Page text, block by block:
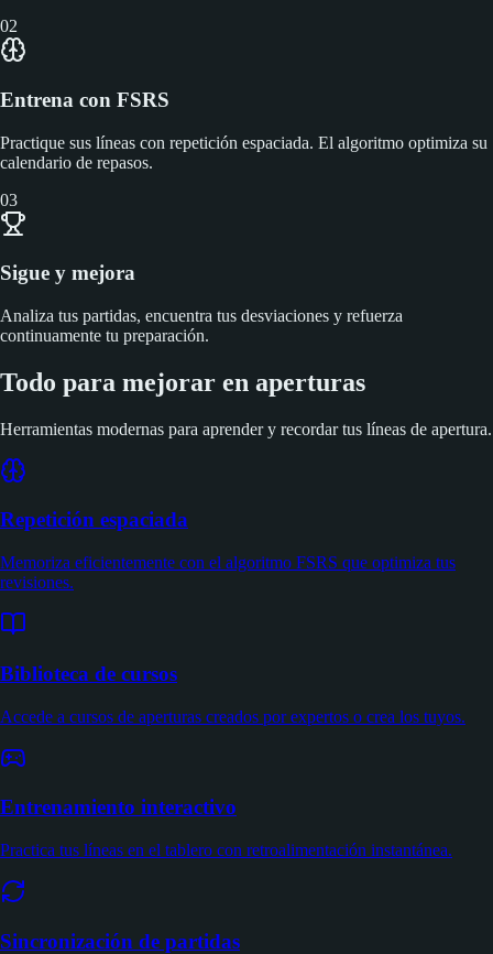
02
Entrena con FSRS
Practique sus líneas con repetición espaciada. El algoritmo optimiza su
calendario de repasos.
03
Sigue y mejora
Analiza tus partidas, encuentra tus desviaciones y refuerza
continuamente tu preparación.
Todo para mejorar en aperturas
Herramientas modernas para aprender y recordar tus líneas de apertura.
Repetición espaciada
Memoriza eficientemente con el algoritmo FSRS que optimiza tus
revisiones.
Biblioteca de cursos
Accede a cursos de aperturas creados por expertos o crea los tuyos.
Entrenamiento interactivo
Practica tus líneas en el tablero con retroalimentación instantánea.
Sincronización de partidas